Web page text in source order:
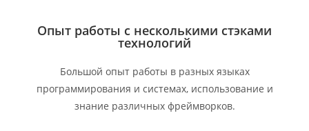
Опыт работы с несколькими стэками
технологий
Большой опыт работы в разных языках
программирования и системах, использование и
знание различных фреймворков.